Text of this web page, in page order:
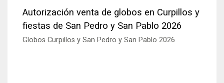
Autorización venta de globos en Curpillos y
fiestas de San Pedro y San Pablo 2026
Globos Curpillos y San Pedro y San Pablo 2026